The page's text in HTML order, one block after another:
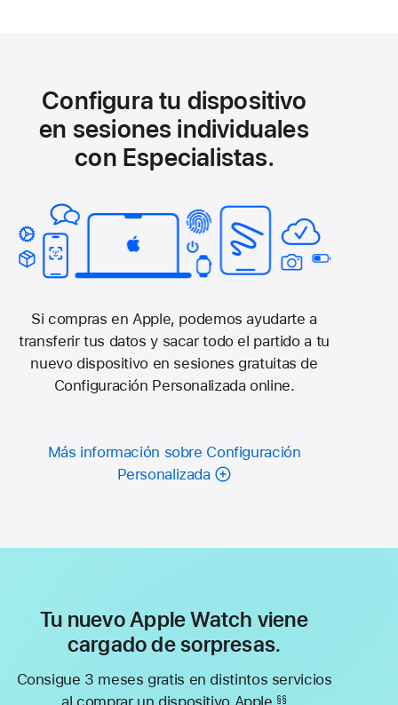
Configura tu dispositivo
en sesiones individuales
con Especialistas.
Si compras en Apple, podemos ayudarte a
transferir tus datos y sacar todo el partido a tu
nuevo dispositivo en sesiones gratuitas de
Configuración Personalizada online.
Más información sobre Configuración
Personalizada
Tu nuevo Apple Watch viene
cargado de sorpresas.
Consigue 3 meses gratis en distintos servicios
§§